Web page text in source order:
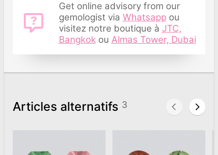
Get online advisory from our
gemologist via Whatsappou
visitez notre boutique à JTC,
Bangkokou Almas Tower, Dubai
Articles alternatifs 3